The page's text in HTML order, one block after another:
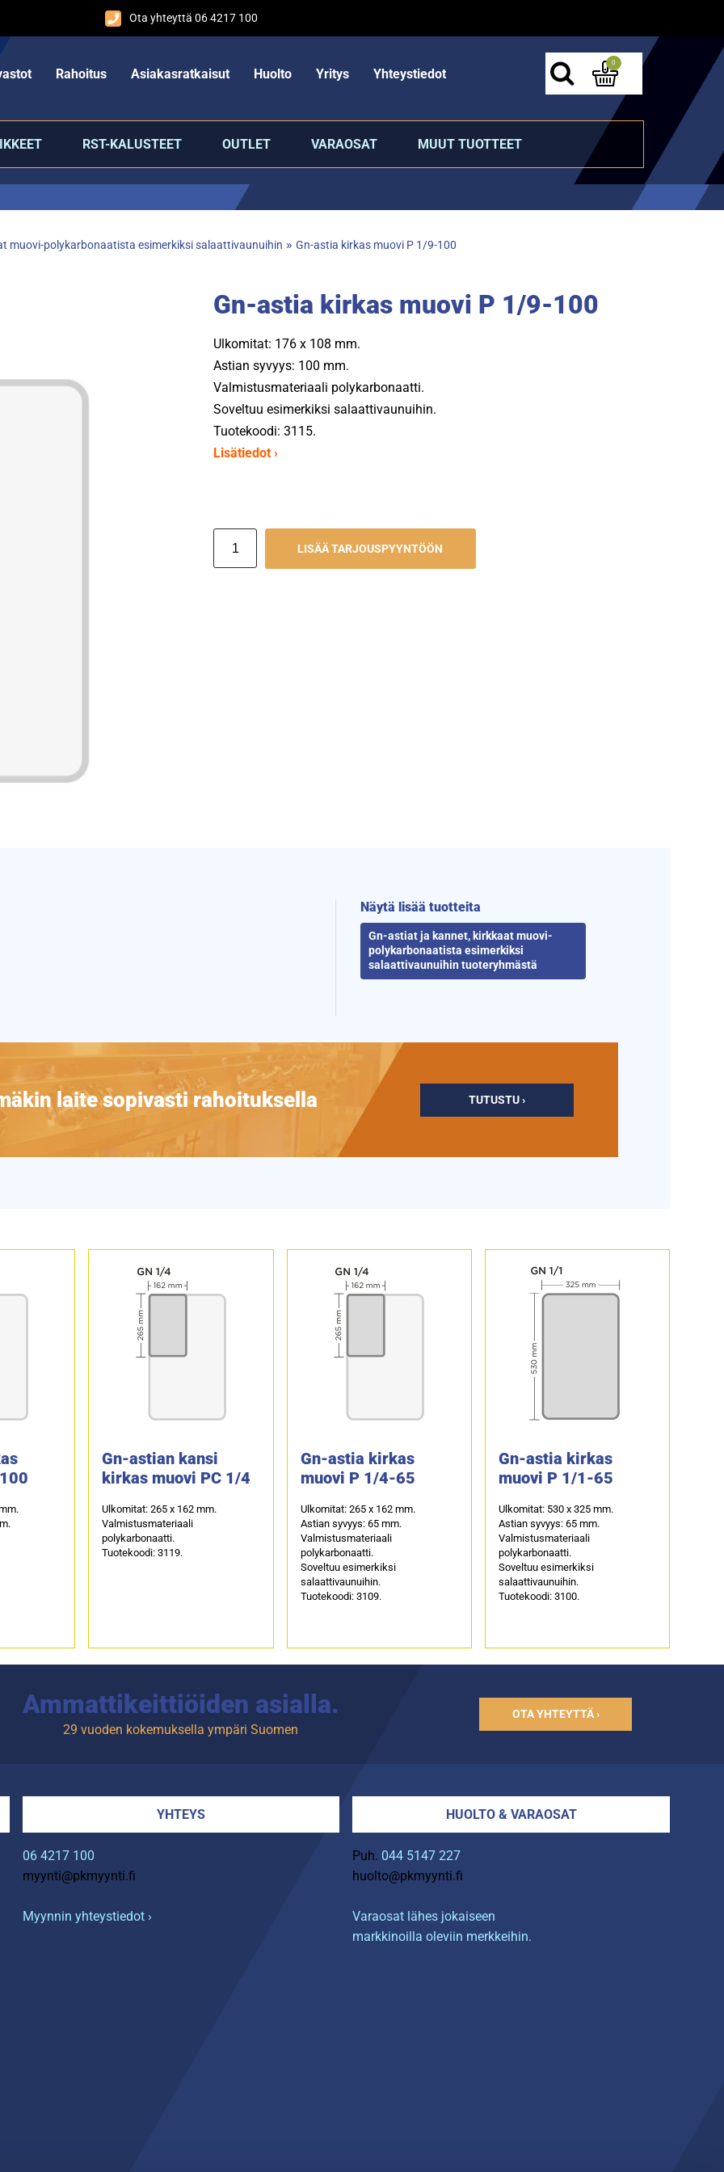
Ota yhteyttä 06 4217 100
Rahoitus Asiakasratkaisut Huolto Yritys Yhteystiedot
0
RST-KALUSTEET OUTLET VARAOSAT MUUT TUOTTEET
muovi-polykarbonaatista esimerkiksi salaattivaunuihin » Gn-astia kirkas muovi P 1/9-100
Gn-astia kirkas muovi P 1/9-100
Ulkomitat: 176 x 108 mm.
Astian syvyys: 100 mm.
Valmistusmateriaali polykarbonaatti.
Soveltuu esimerkiksi salaattivaunuihin.
Tuotekoodi: 3115.
Lisätiedot ›
LISÄÄ TARJOUSPYYNTÖÖN
Näytä lisää tuotteita
Gn-astiat ja kannet, kirkkaat muovi-
polykarbonaatista esimerkiksi
salaattivaunuihin tuoteryhmästä
laite sopivasti rahoituksella TUTUSTU ›
Gn-astian kansi
kirkas muovi PC 1/4
Ulkomitat: 265 x 162 mm.
Valmistusmateriaali
polykarbonaatti.
Tuotekoodi: 3119.
Gn-astia kirkas
muovi P 1/4-65
Ulkomitat: 265 x 162 mm.
Astian syvyys: 65 mm.
Valmistusmateriaali
polykarbonaatti.
Soveltuu esimerkiksi
salaattivaunuihin.
Tuotekoodi: 3109.
Gn-astia kirkas
muovi P 1/1-65
Ulkomitat: 530 x 325 mm.
Astian syvyys: 65 mm.
Valmistusmateriaali
polykarbonaatti.
Soveltuu esimerkiksi
salaattivaunuihin.
Tuotekoodi: 3100.
Ammattikeittiöiden asialla.
29 vuoden kokemuksella ympäri Suomen
OTA YHTEYTTÄ ›
YHTEYS
06 4217 100
myynti@pkmyynti.fi
Myynnin yhteystiedot ›
HUOLTO & VARAOSAT
Puh. 044 5147 227
huolto@pkmyynti.fi
Varaosat lähes jokaiseen
markkinoilla oleviin merkkeihin.